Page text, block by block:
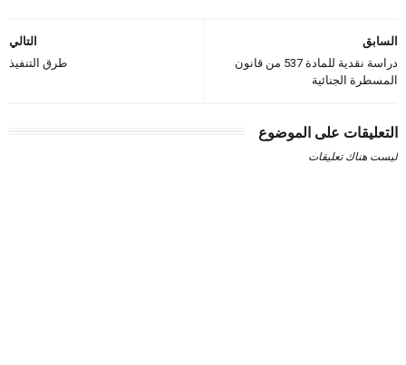
التالي
طرق التنفيذ
السابق
دراسة نقدية للمادة 537 من قانون
المسطرة الجنائية
التعليقات على الموضوع
ليست هناك تعليقات